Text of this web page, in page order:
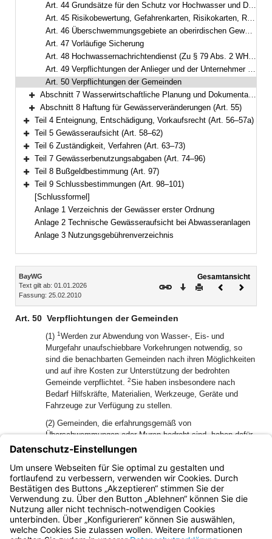
Art. 44 Grundsätze für den Schutz vor Hochwasser und Dürre
Art. 45 Risikobewertung, Gefahrenkarten, Risikokarten, Risikomanagementpläne
Art. 46 Überschwemmungsgebiete an oberirdischen Gewässern (Zu § 76, abweichend von § 78 Abs. 5 Satz 1 Nr. 1 Buchst. a und § 78a Abs. 1 Satz 1 Nr. 7 WHG)
Art. 47 Vorläufige Sicherung
Art. 48 Hochwassernachrichtendienst (Zu § 79 Abs. 2 WHG)
Art. 49 Verpflichtungen der Anlieger und der Unternehmer von Wasserbenutzungsanlagen
Art. 50 Verpflichtungen der Gemeinden
Bereich erweitern
Abschnitt 7 Wasserwirtschaftliche Planung und Dokumentation (Art. 51–54)
Bereich erweitern
Abschnitt 8 Haftung für Gewässerveränderungen (Art. 55)
Bereich erweitern
Teil 4 Enteignung, Entschädigung, Vorkaufsrecht (Art. 56–57a)
Bereich erweitern
Teil 5 Gewässeraufsicht (Art. 58–62)
Bereich erweitern
Teil 6 Zuständigkeit, Verfahren (Art. 63–73)
Bereich erweitern
Teil 7 Gewässerbenutzungsabgaben (Art. 74–96)
Bereich erweitern
Teil 8 Bußgeldbestimmung (Art. 97)
Bereich erweitern
Teil 9 Schlussbestimmungen (Art. 98–101)
[Schlussformel]
Anlage 1 Verzeichnis der Gewässer erster Ordnung
Anlage 2 Technische Gewässeraufsicht bei Abwasseranlagen
Anlage 3 Nutzungsgebührenverzeichnis
Inhalt
BayWG
Text gilt ab: 01.01.2026
Fassung: 25.02.2010
Gesamtansicht
Download
DruckenVorheriges
Art. 50 Verpflichtungen der Gemeinden
(1) 1Werden zur Abwendung von Wasser-, Eis- und
Murgefahr unaufschiebbare Vorkehrungen notwendig, so
sind die benachbarten Gemeinden nach ihren Möglichkeiten
und auf ihre Kosten zur Unterstützung der bedrohten
Gemeinde verpflichtet. 2Sie haben insbesondere nach
Bedarf Hilfskräfte, Materialien, Werkzeuge, Geräte und
Fahrzeuge zur Verfügung zu stellen.
(2) Gemeinden, die erfahrungsgemäß von
Überschwemmungen oder Muren bedroht sind, haben dafür
zu sorgen, dass ein Wach- und Hilfsdienst für Wassergefahr
(Wasserwehr, Dammwehr, Murenabwehr) eingerichtet wird;
sie haben die dafür erforderlichen Hilfsmittel (Abs. 1 Satz 2)
bereitzuhalten.
Bayern.de
BayernPortal